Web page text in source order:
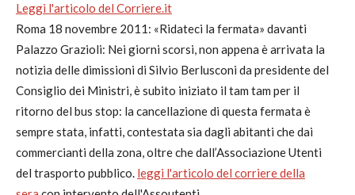
Leggi l'articolo del Corriere.it
Roma 18 novembre 2011: «Ridateci la fermata» davanti
Palazzo Grazioli: Nei giorni scorsi, non appena è arrivata la
notizia delle dimissioni di Silvio Berlusconi da presidente del
Consiglio dei Ministri, è subito iniziato il tam tam per il
ritorno del bus stop: la cancellazione di questa fermata è
sempre stata, infatti, contestata sia dagli abitanti che dai
commercianti della zona, oltre che dall’Associazione Utenti
del trasporto pubblico. leggi l'articolo del corriere della